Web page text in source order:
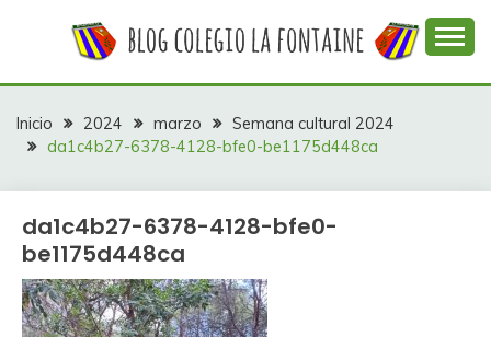
COLEGIO LA
FONTAINE
colegio La Fontaine
Inicio 2024 marzo
Semana cultural 2024
da1c4b27-6378-4128-bfe0-be1175d448ca
da1c4b27-6378-4128-bfe0-
be1175d448ca